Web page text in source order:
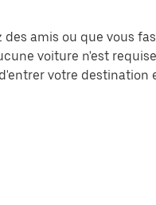
amis ou que vous
voiture n'est
votre destination